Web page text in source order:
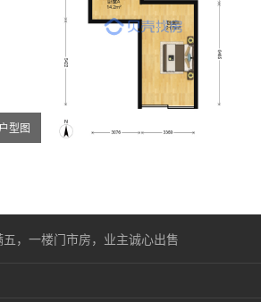
型图
，一楼门市房，业主诚心出售